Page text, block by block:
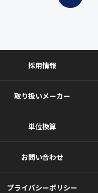
採用情報
取り扱いメーカー
単位換算
お問い合わせ
プライバシーポリシー